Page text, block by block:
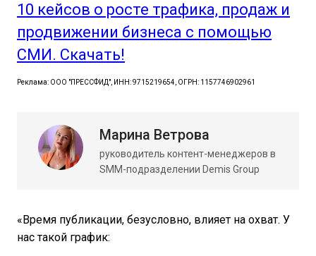
10 кейсов о росте трафика, продаж и
продвижении бизнеса с помощью
СМИ. Скачать!
Реклама: ООО "ПРЕССФИД", ИНН: 9715219654, ОГРН: 1157746902961
Марина Ветрова
руководитель контент-менеджеров в
SMM-подразделении Demis Group
«Время публикации, безусловно, влияет на охват. У
нас такой график: